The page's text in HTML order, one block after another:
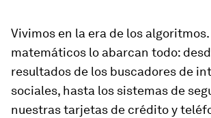
Vivimos en la era de los
matemáticos lo abarcan todo:
resultados de los buscadores de
sociales, hasta los sistemas de
nuestras tarjetas de crédito y